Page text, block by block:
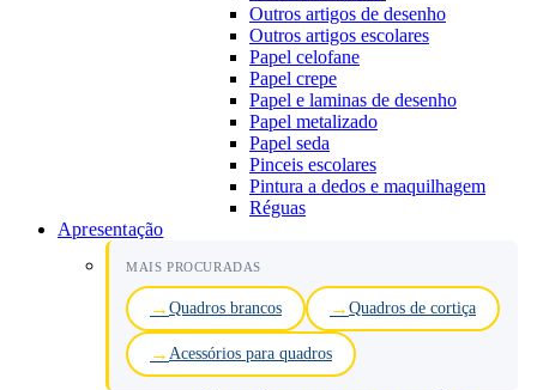
Outros artigos de desenho
Outros artigos escolares
Papel celofane
Papel crepe
Papel e laminas de desenho
Papel metalizado
Papel seda
Pinceis escolares
Pintura a dedos e maquilhagem
Réguas
Apresentação
MAIS PROCURADAS
Quadros brancos Quadros de cortiça
Acessórios para quadros